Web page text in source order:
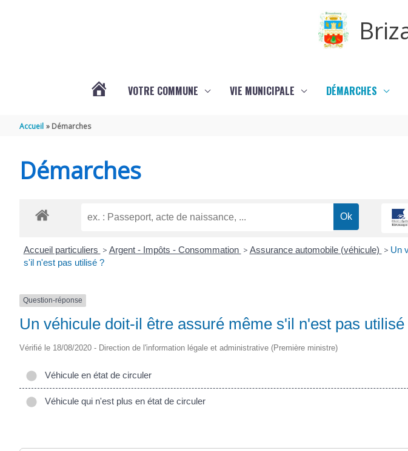
VOTRE COMMUNE VIE MUNICIPALE DÉMARCHES
Accueil Démarches
Démarches
Accueil particuliers > Argent - Impôts - Consommation > Assurance automobile (véhicule) > Un
s'il n'est pas utilisé ?
Question-réponse
Un véhicule doit-il être assuré même s'il n'est pas utilisé
Vérifié le 18/08/2020 - Direction de l'information légale et administrative (Première ministre)
Véhicule en état de circuler
Véhicule qui n'est plus en état de circuler